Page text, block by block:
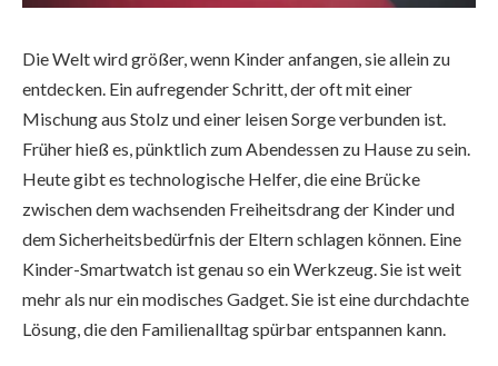
Die Welt wird größer, wenn Kinder anfangen, sie allein zu
entdecken. Ein aufregender Schritt, der oft mit einer
Mischung aus Stolz und einer leisen Sorge verbunden ist.
Früher hieß es, pünktlich zum Abendessen zu Hause zu sein.
Heute gibt es technologische Helfer, die eine Brücke
zwischen dem wachsenden Freiheitsdrang der Kinder und
dem Sicherheitsbedürfnis der Eltern schlagen können. Eine
Kinder-Smartwatch ist genau so ein Werkzeug. Sie ist weit
mehr als nur ein modisches Gadget. Sie ist eine durchdachte
Lösung, die den Familienalltag spürbar entspannen kann.